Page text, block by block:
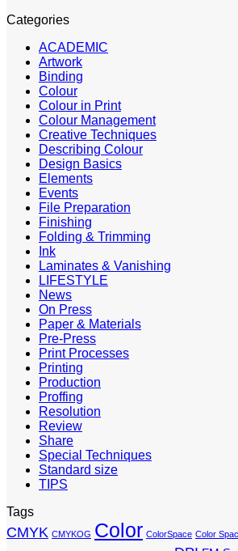
Categories
ACADEMIC
Artwork
Binding
Colour
Colour in Print
Colour Management
Creative Techniques
Describing Colour
Design Basics
Elements
Events
File Preparation
Finishing
Folding & Trimming
Ink
Laminates & Vanishing
LIFESTYLE
News
On Press
Paper & Materials
Pre-Press
Print Processes
Printing
Production
Proffing
Resolution
Review
Share
Special Techniques
Standard size
TIPS
Tags
CMYK CMYKOG Color ColorSpace Color